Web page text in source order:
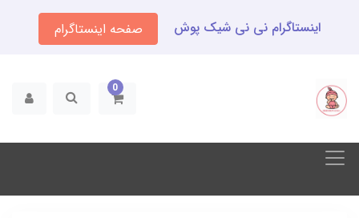
اینستاگرام نی نی شیک پوش صفحه اینستاگرام
0